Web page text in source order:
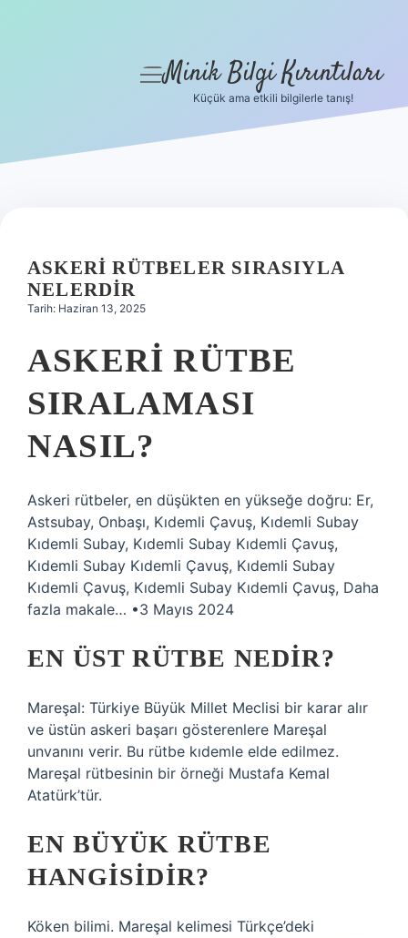
Hakkımızda
menüyü
Minik Bilgi Kırıntıları
Küçük ama etkili bilgilerle tanış!
ASKERI RÜTBELER SIRASIYLA
NELERDIR
Tarih: Haziran 13, 2025
ASKERI RÜTBE
SIRALAMASI
NASIL?
Askeri rütbeler, en düşükten en yükseğe doğru: Er,
Astsubay, Onbaşı, Kıdemli Çavuş, Kıdemli Subay
Kıdemli Subay, Kıdemli Subay Kıdemli Çavuş,
Kıdemli Subay Kıdemli Çavuş, Kıdemli Subay
Kıdemli Çavuş, Kıdemli Subay Kıdemli Çavuş, Daha
fazla makale… •3 Mayıs 2024
EN ÜST RÜTBE NEDIR?
Mareşal: Türkiye Büyük Millet Meclisi bir karar alır
ve üstün askeri başarı gösterenlere Mareşal
unvanını verir. Bu rütbe kıdemle elde edilmez.
Mareşal rütbesinin bir örneği Mustafa Kemal
Atatürk’tür.
EN BÜYÜK RÜTBE
HANGISIDIR?
Köken bilimi. Mareşal kelimesi Türkçe’deki